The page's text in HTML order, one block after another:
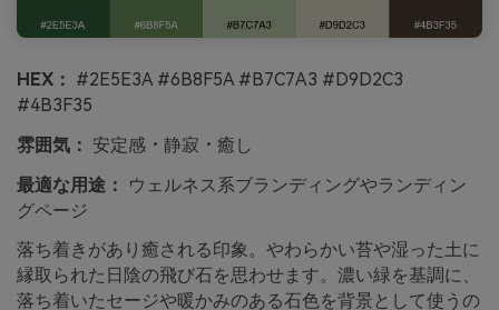
HEX： #2E5E3A #6B8F5A #B7C7A3 #D9D2C3
#4B3F35
雰囲気： 安定感・静寂・癒し
最適な用途：
ウェルネス系ブランディングやランディン
グページ
落ち着きがあり癒される印象。やわらかい苔や湿った土に
縁取られた日陰の飛び石を思わせます。濃い緑を基調に、
落ち着いたセージや暖かみのある石色を背景として使うの